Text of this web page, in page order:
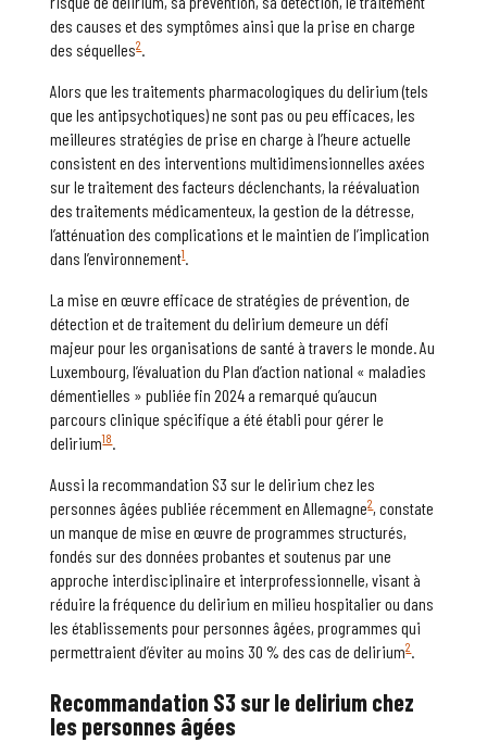
des causes et des symptômes ainsi que la prise en charge
des séquelles2.
Alors que les traitements pharmacologiques du delirium (tels
que les antipsychotiques) ne sont pas ou peu efficaces, les
meilleures stratégies de prise en charge à l’heure actuelle
consistent en des interventions multidimensionnelles axées
sur le traitement des facteurs déclenchants, la réévaluation
des traitements médicamenteux, la gestion de la détresse,
l’atténuation des complications et le maintien de l’implication
dans l’environnement1.
La mise en œuvre efficace de stratégies de prévention, de
détection et de traitement du delirium demeure un défi
majeur pour les organisations de santé à travers le monde. Au
Luxembourg, l’évaluation du Plan d’action national « maladies
démentielles » publiée fin 2024 a remarqué qu’aucun
parcours clinique spécifique a été établi pour gérer le
delirium18.
Aussi la recommandation S3 sur le delirium chez les
personnes âgées publiée récemment en Allemagne2, constate
un manque de mise en œuvre de programmes structurés,
fondés sur des données probantes et soutenus par une
approche interdisciplinaire et interprofessionnelle, visant à
réduire la fréquence du delirium en milieu hospitalier ou dans
les établissements pour personnes âgées, programmes qui
permettraient d’éviter au moins 30 % des cas de delirium2.
Recommandation S3 sur ledeliriumchez
les personnes âgées